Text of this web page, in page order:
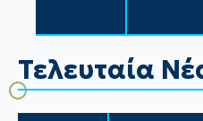
Τελευταία